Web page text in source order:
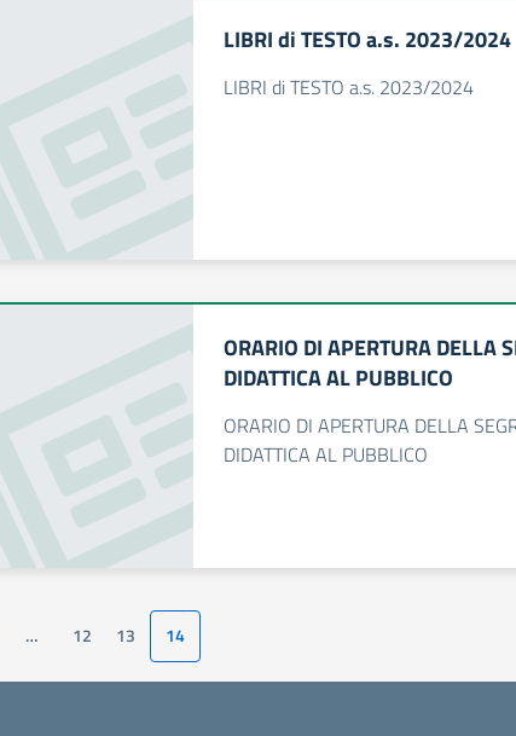
LIBRI di TESTO a.s. 2023/2024
LIBRI di TESTO a.s. 2023/2024
ORARIO DI APERTURA DELLA
DIDATTICA AL PUBBLICO
ORARIO DI APERTURA DELLA
DIDATTICA AL PUBBLICO
… 12 13 14